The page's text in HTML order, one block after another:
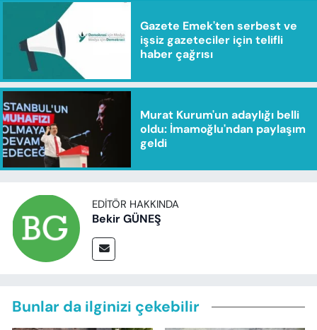
Gazete Emek'ten serbest ve
işsiz gazeteciler için telifli
haber çağrısı
Murat Kurum'un adaylığı belli
oldu: İmamoğlu'ndan paylaşım
geldi
EDITÖR HAKKINDA
Bekir GÜNEŞ
Bunlar da ilginizi çekebilir